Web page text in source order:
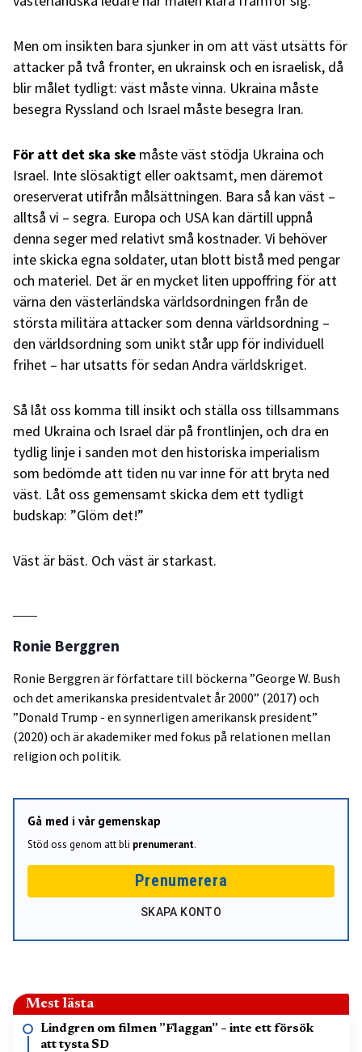
Men om insikten bara sjunker in om att väst utsätts för
attacker på två fronter, en ukrainsk och en israelisk, då
blir målet tydligt: väst måste vinna. Ukraina måste
besegra Ryssland och Israel måste besegra Iran.
För att det ska ske måste väst stödja Ukraina och
Israel. Inte slösaktigt eller oaktsamt, men däremot
oreserverat utifrån målsättningen. Bara så kan väst –
alltså vi – segra. Europa och USA kan därtill uppnå
denna seger med relativt små kostnader. Vi behöver
inte skicka egna soldater, utan blott bistå med pengar
och materiel. Det är en mycket liten uppoffring för att
värna den västerländska världsordningen från de
största militära attacker som denna världsordning –
den världsordning som unikt står upp för individuell
frihet – har utsatts för sedan Andra världskriget.
Så låt oss komma till insikt och ställa oss tillsammans
med Ukraina och Israel där på frontlinjen, och dra en
tydlig linje i sanden mot den historiska imperialism
som bedömde att tiden nu var inne för att bryta ned
väst. Låt oss gemensamt skicka dem ett tydligt
budskap: ”Glöm det!”
Väst är bäst. Och väst är starkast.
Ronie Berggren
Ronie Berggren är författare till böckerna ”George W. Bush
och det amerikanska presidentvalet år 2000” (2017) och
”Donald Trump - en synnerligen amerikansk president”
(2020) och är akademiker med fokus på relationen mellan
religion och politik.
Gå med i vår gemenskap
Stöd oss genom att bli prenumerant.
Prenumerera
SKAPA KONTO
Mest lästa
Lindgren om filmen ”Flaggan” – inte ett försök
att tysta SD